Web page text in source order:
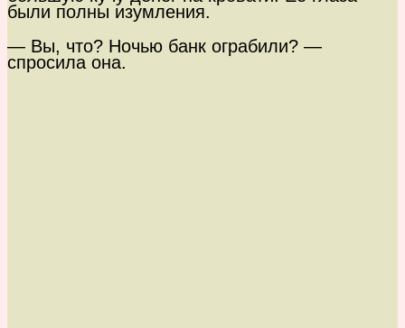
были полны изумления.
— Вы, что? Ночью банк ограбили? —
спросила она.